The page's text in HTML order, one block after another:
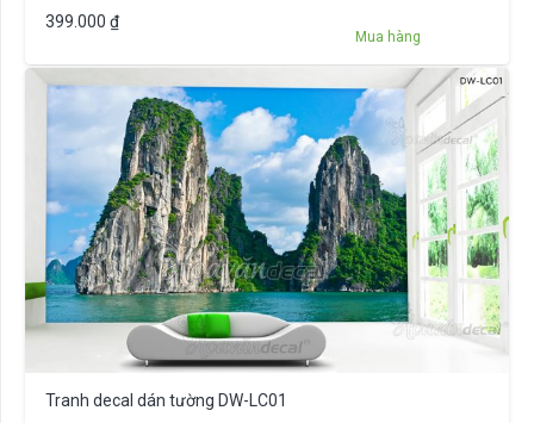
399.000 ₫
Mua hàng
Tranh decal dán tường DW-LC01